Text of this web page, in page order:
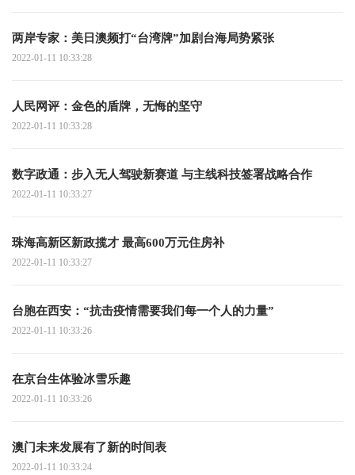
两岸专家：美日澳频打“台湾牌”加剧台海局势紧张
2022-01-11 10:33:28
人民网评：金色的盾牌，无悔的坚守
2022-01-11 10:33:28
数字政通：步入无人驾驶新赛道 与主线科技签署战略合作
2022-01-11 10:33:27
珠海高新区新政揽才 最高600万元住房补
2022-01-11 10:33:27
台胞在西安：“抗击疫情需要我们每一个人的力量”
2022-01-11 10:33:26
在京台生体验冰雪乐趣
2022-01-11 10:33:26
澳门未来发展有了新的时间表
2022-01-11 10:33:24